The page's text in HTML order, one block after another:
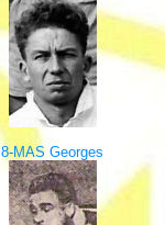
8-MAS Georges